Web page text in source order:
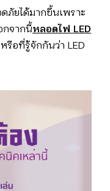
ภัยได้มากขึ้นเพราะ
กจากนี้หลอดไฟ LED
รือที่รู้จักกันว่า LED